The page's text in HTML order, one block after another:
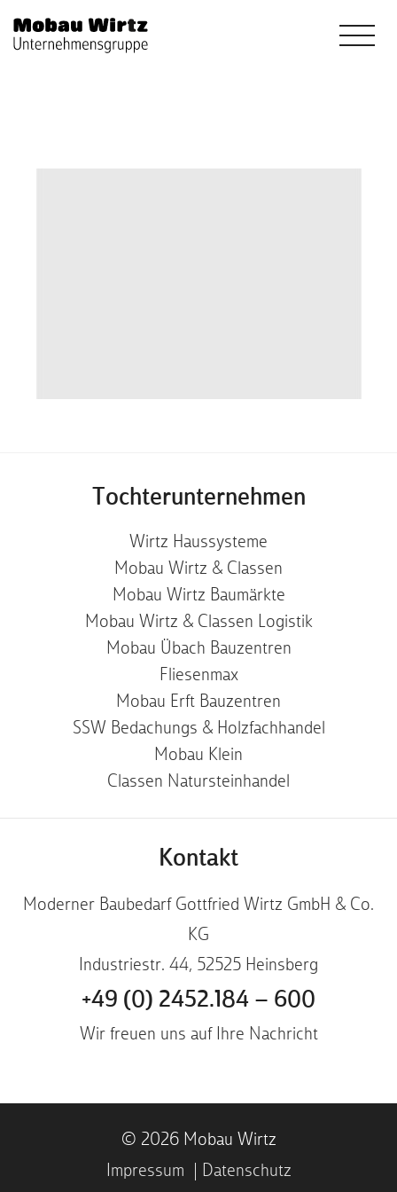
Tochterunternehmen
Wirtz Haussysteme
Mobau Wirtz & Classen
Mobau Wirtz Baumärkte
Mobau Wirtz & Classen Logistik
Mobau Übach Bauzentren
Fliesenmax
Mobau Erft Bauzentren
SSW Bedachungs & Holzfachhandel
Mobau Klein
Classen Natursteinhandel
Kontakt
Moderner Baubedarf Gottfried Wirtz GmbH & Co.
KG
Industriestr. 44, 52525 Heinsberg
+49 (0) 2452.184 – 600
Wir freuen uns auf Ihre Nachricht
© 2026 Mobau Wirtz
Impressum
Datenschutz